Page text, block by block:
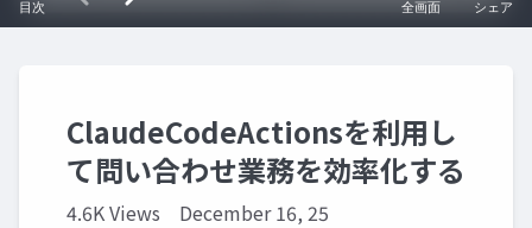
ClaudeCodeActionsを利用し
て問い合わせ業務を効率化する
4.6K Views December 16, 25